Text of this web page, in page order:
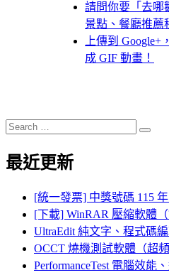
請問你要「去哪
景點、餐廳推薦
上傳到 Google+
成 GIF 動畫！
Search
for:
Search
最近更新
[統一發票] 中獎號碼 115 年
[下載] WinRAR 壓縮軟體
UltraEdit 純文字、程式碼
OCCT 燒機測試軟體（超
PerformanceTest 電腦效能